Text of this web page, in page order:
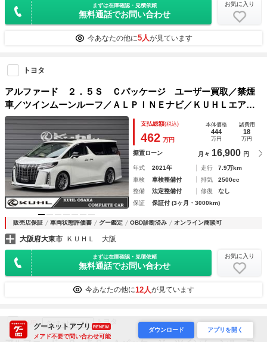
まずは在庫確認・見積依頼
無料通話でお問い合わせ
お気に入り
今あなたの他に5人が見ています
トヨタ
アルファード ２．５Ｓ Ｃパッケージ ユーザー買取／禁煙
車／ツインムーンルーフ／ＡＬＰＩＮＥナビ／ＫＵＨＬエアロ
４点（フロント、サイド、リア、ボンネット）／パーフェクト
ダンパー車高調／ＷＯＲＫ２０インチホイール／デジタルイン
ナーミラー
支払総額(税込)
462 万円
本体価格
444
万円
諸費用
18
万円
据置ローン 月々 16,900 円
年式 2021年 走行
7.9万km
車検
車検整備付 排気
2500cc
整備
法定整備付 修復
なし
保証
保証付 (3ヶ月・3000km)
販売店保証 車両状態評価書 グー鑑定 OBD診断済み オンライン商談可
大阪府大東市 ＫＵＨＬ 大阪
まずは在庫確認・見積依頼
無料通話でお問い合わせ
お気に入り
今あなたの他に12人が見ています
UP グーネットセレクト トヨタ
グーネットアプリ RENEW
メアド不要で問い合わせ可能
ダウンロード アプリを開く